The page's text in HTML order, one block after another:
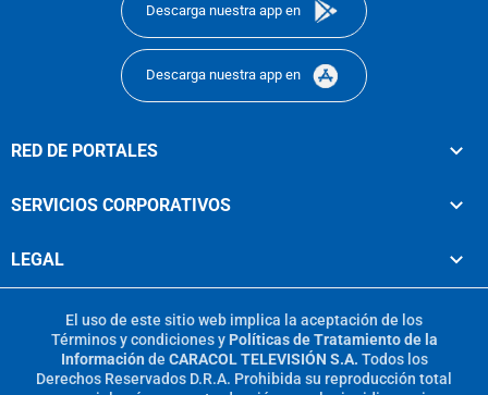
Descarga nuestra app en
Descarga nuestra app en
RED DE PORTALES
SERVICIOS CORPORATIVOS
LEGAL
El uso de este sitio web implica la aceptación de los
Términos y condicionesy Políticas de Tratamiento de la
Información de CARACOL TELEVISIÓN S.A. Todos los
Derechos Reservados D.R.A. Prohibida su reproducción total